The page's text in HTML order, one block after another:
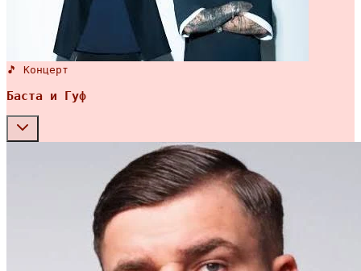
🎵 Концерт
Баста и Гуф